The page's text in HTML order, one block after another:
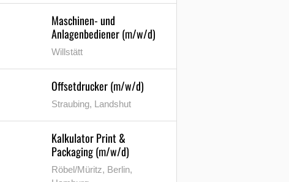
Maschinen- und
Anlagenbediener (m/w/d)
Willstätt
Offsetdrucker (m/w/d)
Straubing, Landshut
Kalkulator Print &
Packaging (m/w/d)
Röbel/Müritz, Berlin,